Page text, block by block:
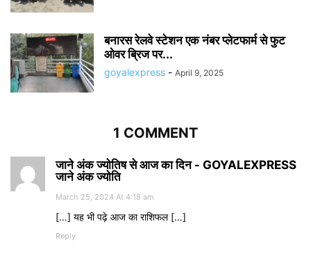
बनारस रेलवे स्टेशन एक नंबर प्लेटफार्म से फुट
ओवर ब्रिज पर...
goyalexpress - April 9, 2025
1 COMMENT
जाने अंक ज्योतिष से आज का दिन - GOYALEXPRESS
जाने अंक ज्योति
March 25, 2024 At 4:18 am
[…] यह भी पढ़े आज का राशिफल […]
Reply